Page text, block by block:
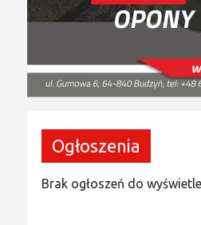
Ogłoszenia
Brak ogłoszeń do